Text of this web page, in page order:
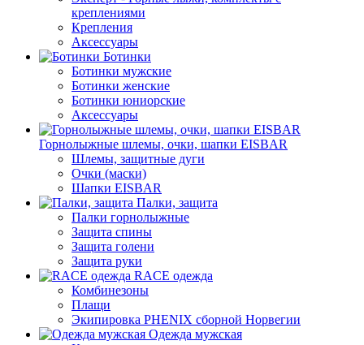
креплениями
Крепления
Аксессуары
Ботинки
Ботинки мужские
Ботинки женские
Ботинки юниорские
Аксессуары
Горнолыжные шлемы, очки, шапки EISBAR
Шлемы, защитные дуги
Очки (маски)
Шапки EISBAR
Палки, защита
Палки горнолыжные
Защита спины
Защита голени
Защита руки
RACE одежда
Комбинезоны
Плащи
Экипировка PHENIX сборной Норвегии
Одежда мужская